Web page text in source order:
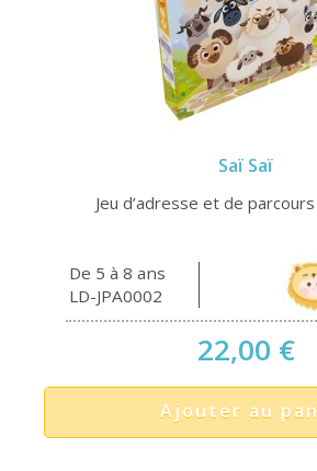
Saï Saï
Jeu d’adresse et de
De 5 à 8 ans
LD-JPA0002
22,00 €
Ajouter au